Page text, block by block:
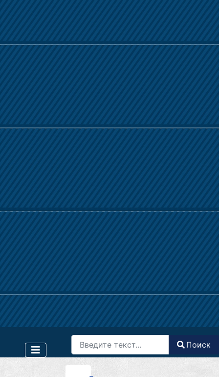
Поиск
Type 2 or more characters for results.
Поиск